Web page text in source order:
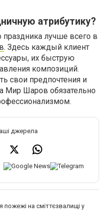
атрибутику?
лучше всего в
. Здесь каждый клиент
их быструю
композиций.
свои предпочтения и
Мир Шаров обязательно
джерела
на сміттєзвалищі у